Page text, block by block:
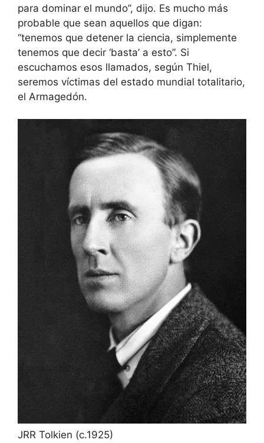
para dominar el mundo”, dijo. Es mucho más
probable que sean aquellos que digan:
“tenemos que detener la ciencia, simplemente
tenemos que decir ‘basta’ a esto”. Si
escuchamos esos llamados, según Thiel,
seremos víctimas del estado mundial totalitario,
el Armagedón.
JRR Tolkien (c.1925)